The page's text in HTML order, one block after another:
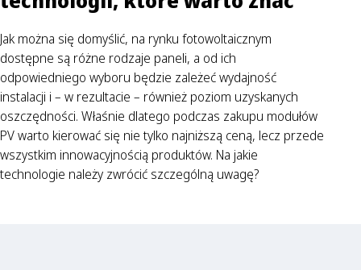
Jak można się domyślić, na rynku fotowoltaicznym
dostępne są różne rodzaje paneli, a od ich
odpowiedniego wyboru będzie zależeć wydajność
instalacji i – w rezultacie – również poziom uzyskanych
oszczędności. Właśnie dlatego podczas zakupu modułów
PV warto kierować się nie tylko najniższą ceną, lecz przede
wszystkim innowacyjnością produktów. Na jakie
technologie należy zwrócić szczególną uwagę?